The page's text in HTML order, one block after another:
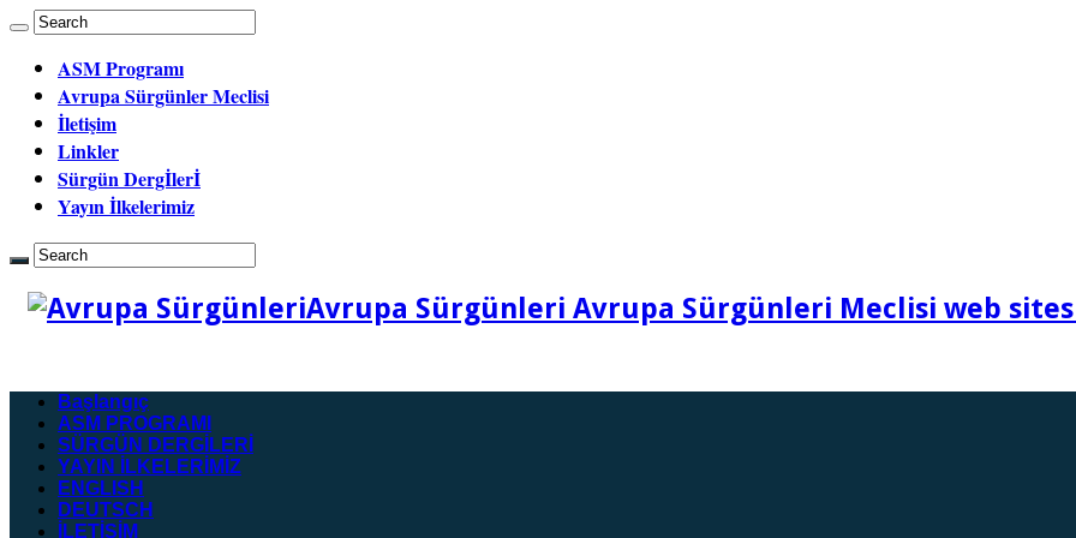
ASM Programı
Avrupa Sürgünler Meclisi
İletişim
Linkler
Sürgün Dergİlerİ
Yayın İlkelerimiz
Avrupa Sürgünleri Avrupa Sürgünleri Meclisi web
Başlangıç
ASM PROGRAMI
SÜRGÜN DERGİLERİ
YAYIN İLKELERİMİZ
ENGLISH
DEUTSCH
İLETİŞİM